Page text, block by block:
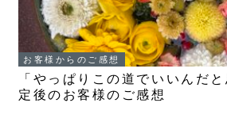
お客様からのご感想
「やっぱりこの道でいいんだ
定後のお客様のご感想